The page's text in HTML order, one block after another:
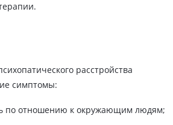
расстройства
симптомы:
по отношению к окружающим людям;